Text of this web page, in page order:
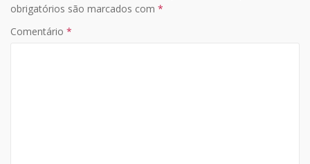
obrigatórios são marcados com *
Comentário *